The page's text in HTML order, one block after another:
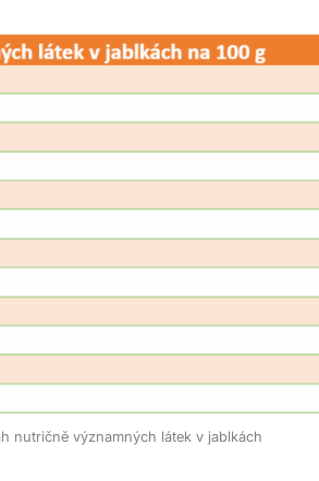
nutričně významných látek v jablkách